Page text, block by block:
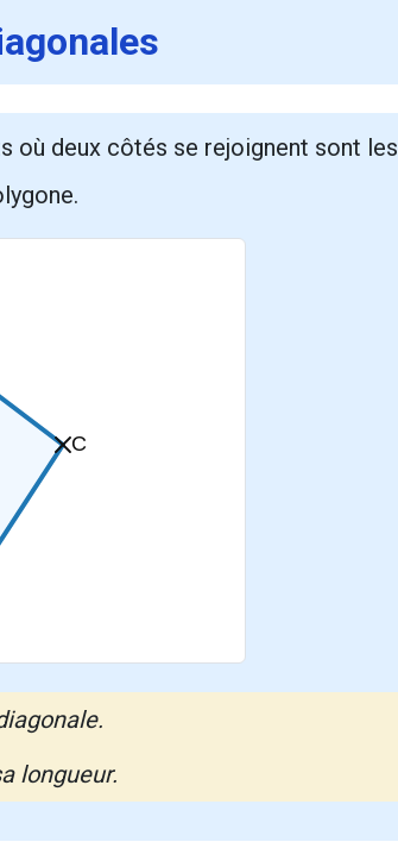
où deux côtés se rejoignent sont les
longueur.